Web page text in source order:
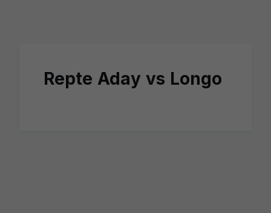
Repte Aday vs Longo